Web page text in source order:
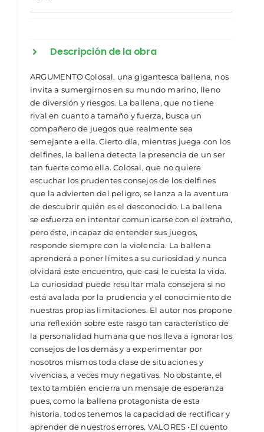
Descripción de la obra
ARGUMENTO Colosal, una gigantesca ballena, nos
invita a sumergirnos en su mundo marino, lleno
de diversión y riesgos. La ballena, que no tiene
rival en cuanto a tamaño y fuerza, busca un
compañero de juegos que realmente sea
semejante a ella. Cierto día, mientras juega con los
delfines, la ballena detecta la presencia de un ser
tan fuerte como ella. Colosal, que no quiere
escuchar los prudentes consejos de los delfines
que la advierten del peligro, se lanza a la aventura
de descubrir quién es el desconocido. La ballena
se esfuerza en intentar comunicarse con el extraño,
pero éste, incapaz de entender sus juegos,
responde siempre con la violencia. La ballena
aprenderá a poner límites a su curiosidad y nunca
olvidará este encuentro, que casi le cuesta la vida.
La curiosidad puede resultar mala consejera si no
está avalada por la prudencia y el conocimiento de
nuestras propias limitaciones. El autor nos propone
una reflexión sobre este rasgo tan característico de
la personalidad humana que nos lleva a ignorar los
consejos de los demás y a experimentar por
nosotros mismos toda clase de situaciones y
vivencias, a veces muy negativas. No obstante, el
texto también encierra un mensaje de esperanza
pues, como la ballena protagonista de esta
historia, todos tenemos la capacidad de rectificar y
aprender de nuestros errores. VALORES •El cuento